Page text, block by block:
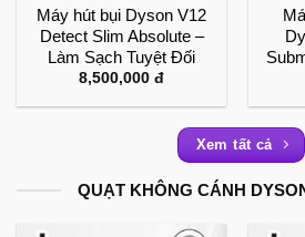
Máy hút bụi Dyson V12
Detect Slim Absolute –
Làm Sạch Tuyệt Đối
8,500,000 đ
Xem tất cả
QUẠT KHÔNG CÁNH